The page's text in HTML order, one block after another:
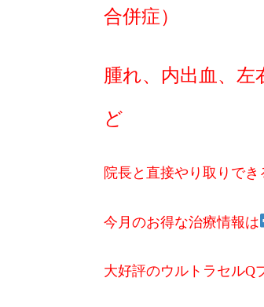
合併症）
腫れ、内出血、左
ど
院長と直接やり取りで
今月のお得な治療情報は
大好評のウルトラセルQ